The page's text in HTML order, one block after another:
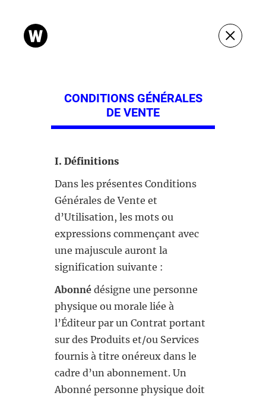
CONDITIONS GÉNÉRALES
DE VENTE
I. Définitions
Dans les présentes Conditions
Générales de Vente et
d’Utilisation, les mots ou
expressions commençant avec
une majuscule auront la
signification suivante :
Abonné désigne une personne
physique ou morale liée à
l’Éditeur par un Contrat portant
sur des Produits et/ou Services
fournis à titre onéreux dans le
cadre d’un abonnement. Un
Abonné personne physique doit